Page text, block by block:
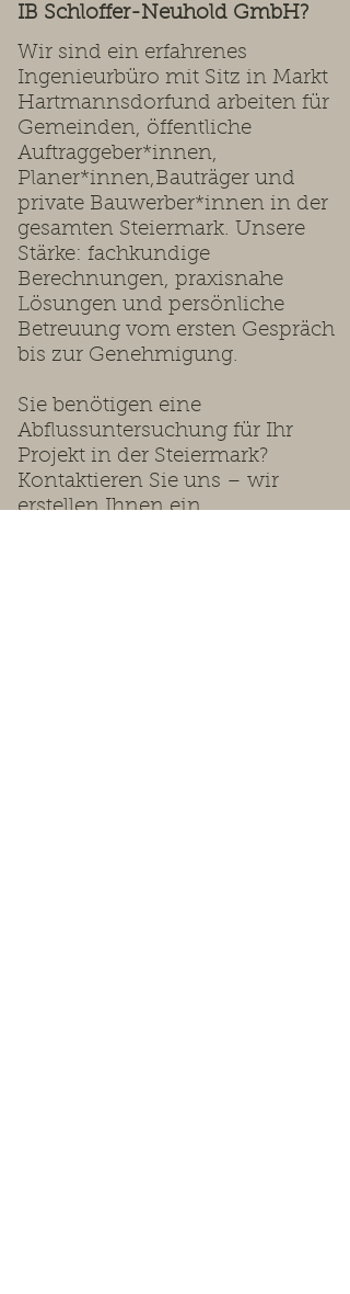
IB Schloffer-Neuhold GmbH?
Wir sind ein erfahrenes
Ingenieurbüro mit Sitz in Markt
Hartmannsdorfund arbeiten für
Gemeinden, öffentliche
Auftraggeber*innen,
Planer*innen,Bauträger und
private Bauwerber*innen in der
gesamten Steiermark. Unsere
Stärke: fachkundige
Berechnungen, praxisnahe
Lösungen und persönliche
Betreuung vom ersten Gespräch
bis zur Genehmigung.
Sie benötigen eine
Abflussuntersuchung für Ihr
Projekt in der Steiermark?
Kontaktieren Sie uns – wir
erstellen Ihnen ein